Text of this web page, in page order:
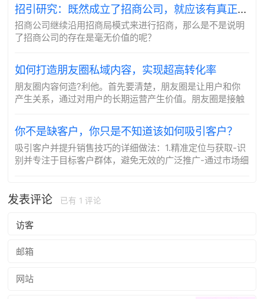
招引研究：既然成立了招商公司，就应该有真正“市场化”的思维
招商公司继续沿用招商局模式来进行招商，那么是不是说明
了招商公司的存在是毫无价值的呢？
如何打造朋友圈私域内容，实现超高转化率
朋友圈内容何造?利他。首先要清楚，朋友圈是让用户和你
产生关系，通过对用户的长期运营产生价值。朋友圈是接触
天天发鸡汤，硬广，琐事的朋友圈，价值一定是大...
你不是缺客户，你只是不知道该如何吸引客户？
吸引客户并提升销售技巧的详细做法：1.精准定位与获取-识
别并专注于目标客户群体，避免无效的广泛推广-通过市场细
发表评论 已有 1 评论